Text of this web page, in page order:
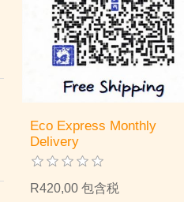
Eco Express Monthly
Delivery
R420,00 包含税